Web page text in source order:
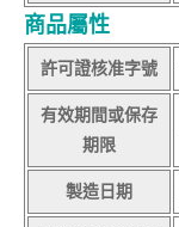
商品屬性
許可證核准字號
有效期間或保存
期限
製造日期